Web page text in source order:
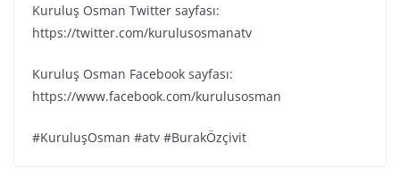
Kuruluş Osman Twitter sayfası:
https://twitter.com/kurulusosmanatv
Kuruluş Osman Facebook sayfası:
https://www.facebook.com/kurulusosman
#KuruluşOsman #atv #BurakÖzçivit